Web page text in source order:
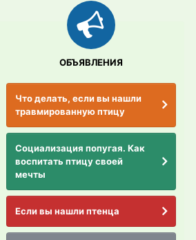
ОБЪЯВЛЕНИЯ
Что делать, если вы нашли
травмированную птицу
Социализация попугая. Как
воспитать птицу своей
мечты
Если вы нашли птенца